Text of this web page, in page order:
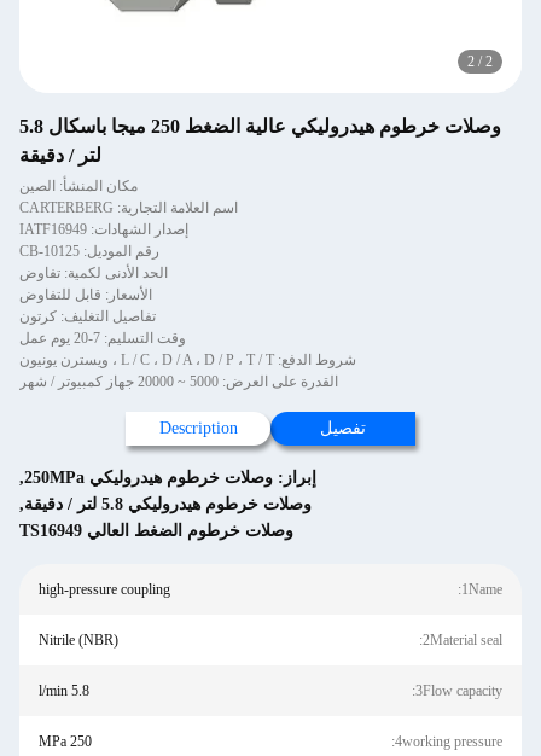
2 / 2
وصلات خرطوم هيدروليكي عالية الضغط 250 ميجا باسكال 5.8
لتر / دقيقة
مكان المنشأ: الصين
اسم العلامة التجارية: CARTERBERG
إصدار الشهادات: IATF16949
رقم الموديل: CB-10125
الحد الأدنى لكمية: تفاوض
الأسعار: قابل للتفاوض
تفاصيل التغليف: كرتون
وقت التسليم: 7-20 يوم عمل
شروط الدفع: L / C ، D / A ، D / P ، T / T ، ويسترن يونيون
القدرة على العرض: 5000 ~ 20000 جهاز كمبيوتر / شهر
تفصيل Description
إبراز: وصلات خرطوم هيدروليكي 250MPa
,
وصلات خرطوم هيدروليكي 5.8 لتر / دقيقة
,
وصلات خرطوم الضغط العالي TS16949
1Name:
high-pressure coupling
2Material seal:
Nitrile (NBR)
3Flow capacity:
5.8 l/min
4working pressure:
250 MPa